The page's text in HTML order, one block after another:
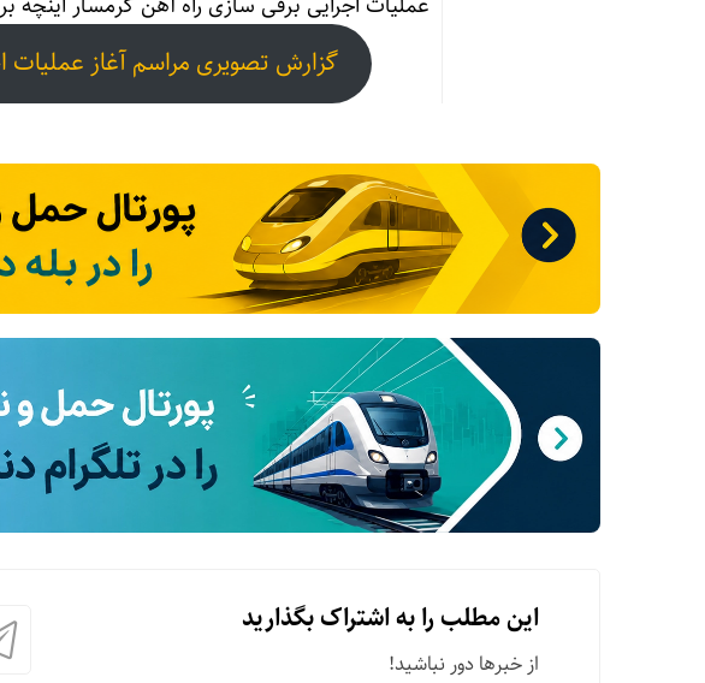
گزارش تصویری مراسم آغاز عملیات
این مطلب را به اشتراک بگذارید
از خبرها دور نباشید!